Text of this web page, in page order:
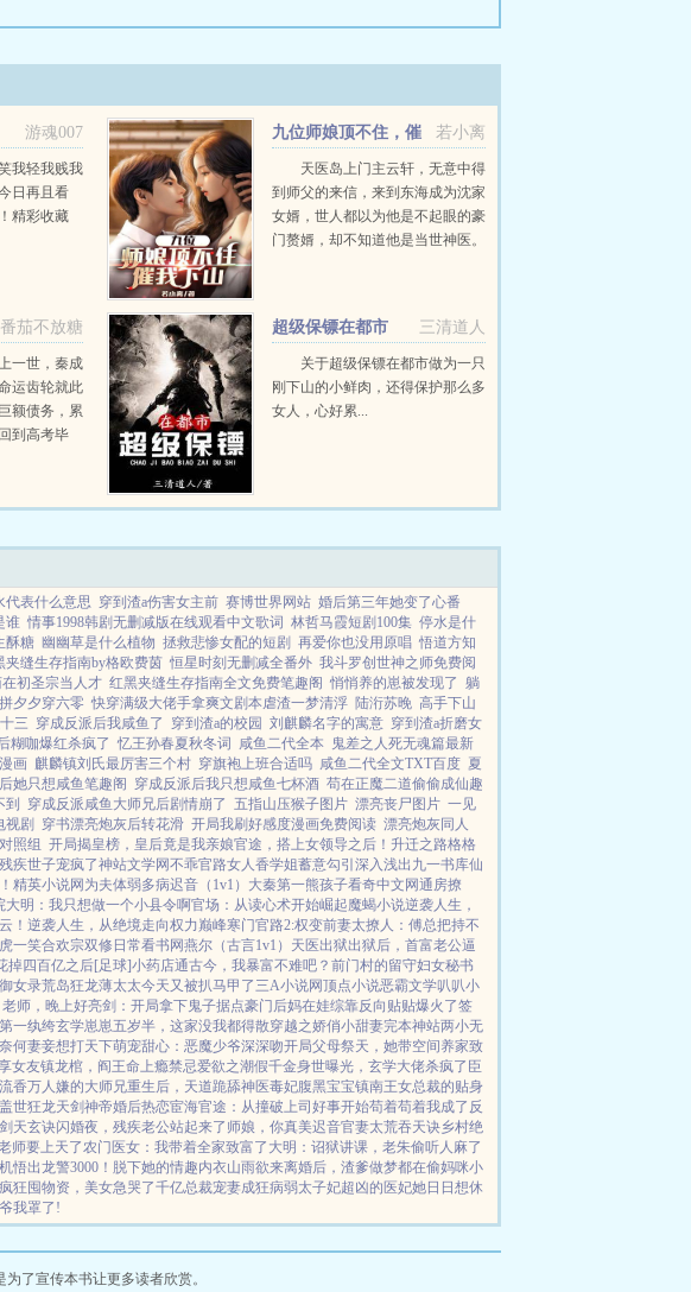
游魂007
我轻我贱我
日再且看
精彩收藏
若小离
九位师娘顶不住，催
我下山天医岛上门主云轩，无意中得
到师父的来信，来到东海成为沈家
女婿，世人都以为他是不起眼的豪
门赘婿，却不知道他是当世神医。
番茄不放糖
一世，秦成
运齿轮就此
额债务，累
到高考毕
三清道人
超级保镖在都市
关于超级保镖在都市做为一只
刚下山的小鲜肉，还得保护那么多
女人，心好累...
代表什么意思 穿到渣a伤害女主前 赛博世界网站 婚后第三年她变了心番
谁 情事1998韩剧无删减版在线观看中文歌词 林哲马霞短剧100集 停水是什
酥糖 幽幽草是什么植物 拯救悲惨女配的短剧 再爱你也没用原唱 悟道方知
夹缝生存指南by格欧费茵 恒星时刻无删减全番外 我斗罗创世神之师免费阅
初圣宗当人才 红黑夹缝生存指南全文免费笔趣阁 悄悄养的崽被发现了 躺
夕夕穿六零 快穿满级大佬手拿爽文剧本虐渣一梦清浮 陆洐苏晚 高手下山
三 穿成反派后我咸鱼了 穿到渣a的校园 刘麒麟名字的寓意 穿到渣a折磨女
糊咖爆红杀疯了 忆王孙春夏秋冬词 咸鱼二代全本 鬼差之人死无魂篇最新
画 麒麟镇刘氏最厉害三个村 穿旗袍上班合适吗 咸鱼二代全文TXT百度 夏
她只想咸鱼笔趣阁 穿成反派后我只想咸鱼七杯酒 苟在正魔二道偷偷成仙趣
到 穿成反派咸鱼大师兄后剧情崩了 五指山压猴子图片 漂亮丧尸图片 一见
视剧 穿书漂亮炮灰后转花滑 开局我刷好感度漫画免费阅读 漂亮炮灰同人
照组 开局揭皇榜，皇后竟是我亲娘官途，搭上女领导之后！ 升迁之路格格
疾世子宠疯了神站文学网不乖官路女人香学姐蓄意勾引 深入浅出 九一书库仙
精英小说网 为夫体弱多病迟音（1v1） 大秦第一熊孩子看奇中文网通房撩
大明：我只想做一个小县令啊官场：从读心术开始崛起魔蝎小说逆袭人生，
！ 逆袭人生，从绝境走向权力巅峰寒门官路2:权变前妻太撩人：傅总把持不
一笑合欢宗双修日常看书网燕尔（古言1v1） 天医出狱出狱后，首富老公逼
掉四百亿之后[足球]小药店通古今，我暴富不难吧？ 前门村的留守妇女秘书
女录荒岛狂龙薄太太今天又被扒马甲了 三A小说网顶点小说恶霸文学叭叭小
师，晚上好亮剑：开局拿下鬼子据点豪门后妈在娃综靠反向贴贴爆火了签
一纨绔玄学崽崽五岁半，这家没我都得散穿越之娇俏小甜妻完本神站两小无
何妻妾想打天下萌宠甜心：恶魔少爷深深吻开局父母祭天，她带空间养家致
女友镇龙棺，阎王命上瘾禁忌爱欲之潮假千金身世曝光，玄学大佬杀疯了 臣
香万人嫌的大师兄重生后，天道跪舔神医毒妃腹黑宝宝镇南王女总裁的贴身
盖世狂龙天剑神帝婚后热恋宦海官途：从撞破上司好事开始苟着苟着我成了反
天玄诀闪婚夜，残疾老公站起来了 师娘，你真美迟音官妻太荒吞天诀乡村绝
师要上天了农门医女：我带着全家致富了 大明：诏狱讲课，老朱偷听人麻了
悟出龙警3000！ 脱下她的情趣内衣山雨欲来离婚后，渣爹做梦都在偷妈咪小
狂囤物资，美女急哭了千亿总裁宠妻成狂病弱太子妃超凶的 医妃她日日想休
我罩了!
了宣传本书让更多读者欣赏。